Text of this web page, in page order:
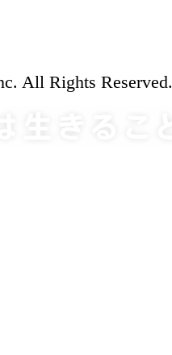
All Rights Reserved.